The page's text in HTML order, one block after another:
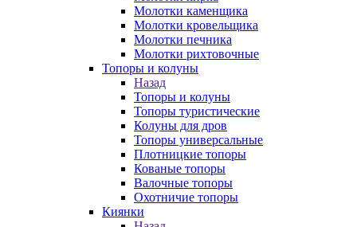
Молотки каменщика
Молотки кровельщика
Молотки печника
Молотки рихтовочные
Топоры и колуны
Назад
Топоры и колуны
Топоры туристические
Колуны для дров
Топоры универсальные
Плотницкие топоры
Кованые топоры
Валочные топоры
Охотничие топоры
Киянки